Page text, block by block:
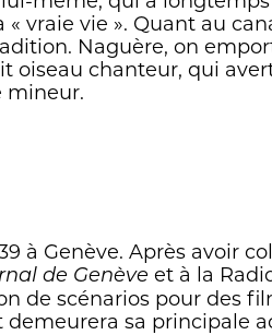
vraie vie ». Quant au
Naguère, on
oiseau chanteur, qui
mineur.
à Genève. Après avoir
de Genève et à la
de scénarios pour des
demeurera sa principale